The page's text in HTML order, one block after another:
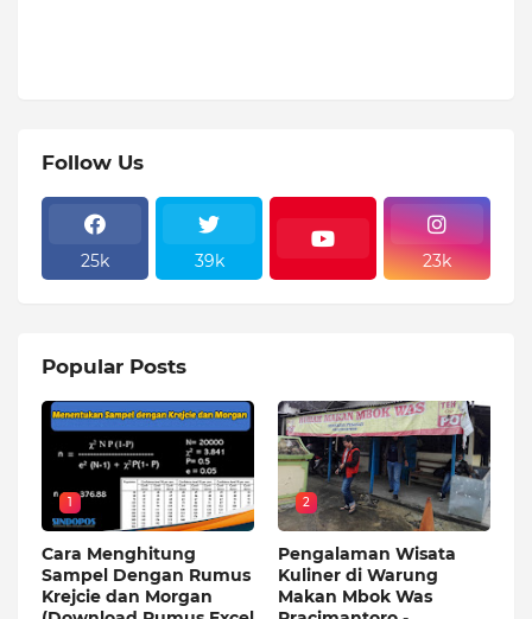
Follow Us
25k 39k 23k
Popular Posts
1
Cara Menghitung
Sampel Dengan Rumus
Krejcie dan Morgan
2
Pengalaman Wisata
Kuliner di Warung
Makan Mbok Was